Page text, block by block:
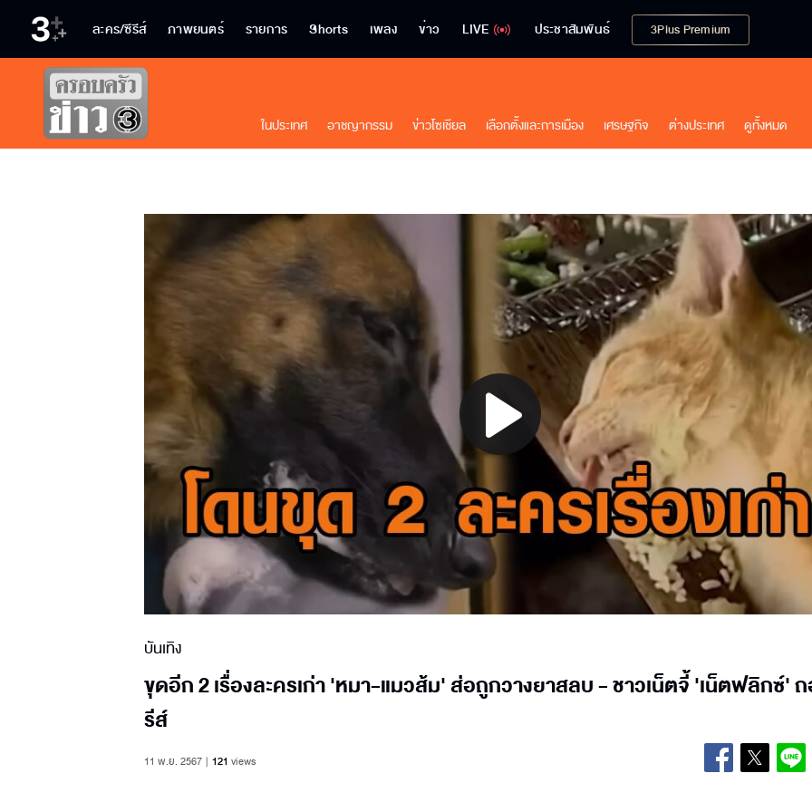
ละคร/ซีรีส์ ภาพยนตร์ รายการ Shorts เพลง ข่าว LIVE ประชาสัมพันธ์ 3Plus Premium
ในประเทศ อาชญากรรม ข่าวโซเชียล เลือกตั้งและการเมือง เศรษฐกิจ ต่างประเทศ ดูทั้งหมด
Play
Video
บันเทิง
ขุดอีก 2 เรื่องละครเก่า 'หมา-แมวส้ม' ส่อถูกวางยาสลบ - ชาวเน็ตจี้ 'เน็ตฟลิกซ์'
รีส์
11 พ.ย. 2567 121 views